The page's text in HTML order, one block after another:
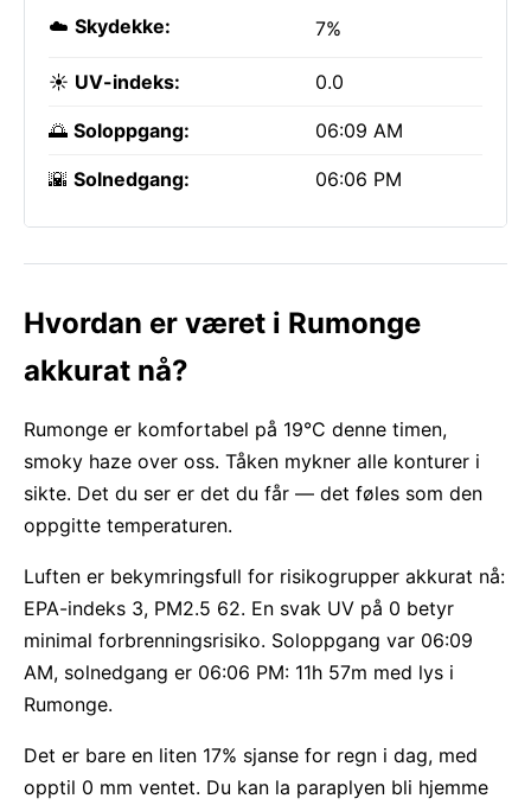
☁️ Skydekke: 7%
☀️ UV-indeks: 0.0
🌅 Soloppgang: 06:09 AM
🌇 Solnedgang: 06:06 PM
Hvordan er været i Rumonge
akkurat nå?
Rumonge er komfortabel på 19°C denne timen,
smoky haze over oss. Tåken mykner alle konturer i
sikte. Det du ser er det du får — det føles som den
oppgitte temperaturen.
Luften er bekymringsfull for risikogrupper akkurat nå:
EPA-indeks 3, PM2.5 62. En svak UV på 0 betyr
minimal forbrenningsrisiko. Soloppgang var 06:09
AM, solnedgang er 06:06 PM: 11h 57m med lys i
Rumonge.
Det er bare en liten 17% sjanse for regn i dag, med
opptil 0 mm ventet. Du kan la paraplyen bli hjemme